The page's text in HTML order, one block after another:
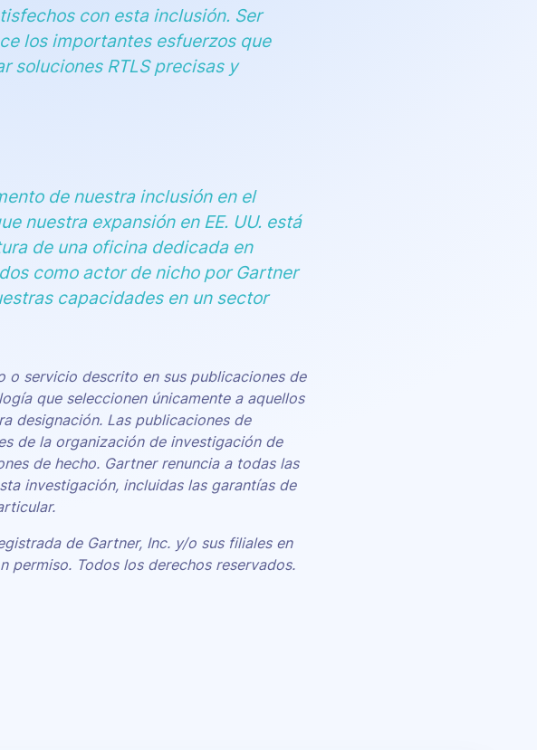
con esta inclusión. Ser
los importantes esfuerzos que
soluciones RTLS precisas y
de nuestra inclusión en el
nuestra expansión en EE. UU. está
de una oficina dedicada en
como actor de nicho por Gartner
capacidades en un sector
o servicio descrito en sus publicaciones de
que seleccionen únicamente a aquellos
designación. Las publicaciones de
de la organización de investigación de
de hecho. Gartner renuncia a todas las
investigación, incluidas las garantías de
de Gartner, Inc. y/o sus filiales en
permiso. Todos los derechos reservados.